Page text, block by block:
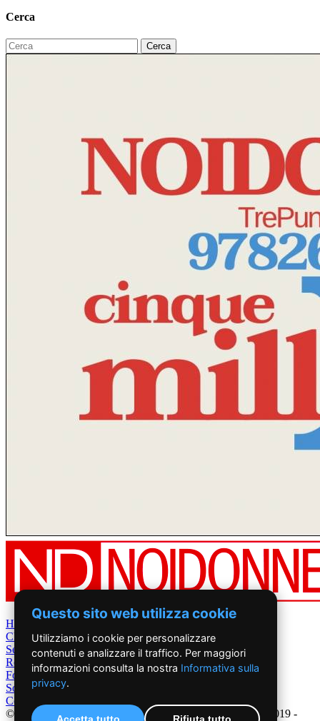
Cerca
Home
Chi Siamo
Settimanale
Rete News
Foto&Video
Sostienici
Contatti
©2019 - NoiDonne - Iscrizione ROC n.33421 del 23 /09/ 2019 -
Questo sito web utilizza cookie
Utilizziamo i cookie per personalizzare
contenuti e analizzare il traffico. Per maggiori
informazioni consulta la nostra Informativa sulla
privacy.